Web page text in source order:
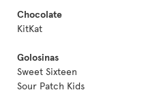
Chocolate
KitKat
Golosinas
Sweet Sixteen
Sour Patch Kids